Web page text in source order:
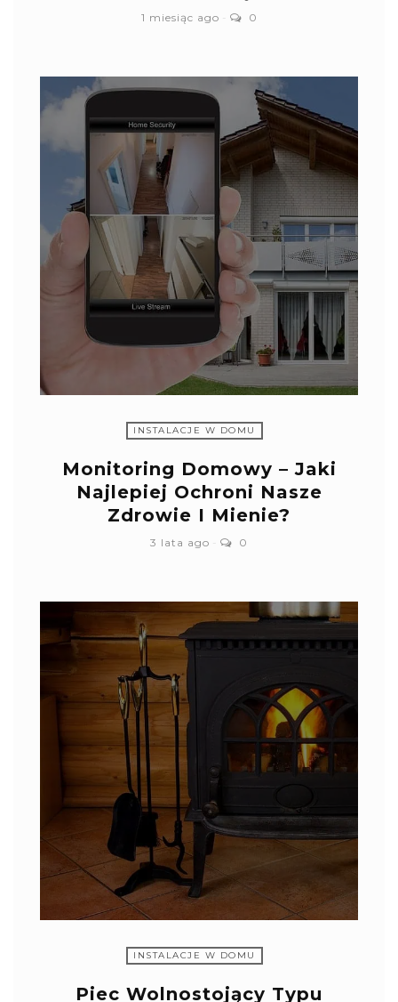
1 miesiąc ago 0
INSTALACJE W DOMU
Monitoring Domowy – Jaki
Najlepiej Ochroni Nasze
Zdrowie I Mienie?
3 lata ago 0
INSTALACJE W DOMU
Piec Wolnostojący Typu